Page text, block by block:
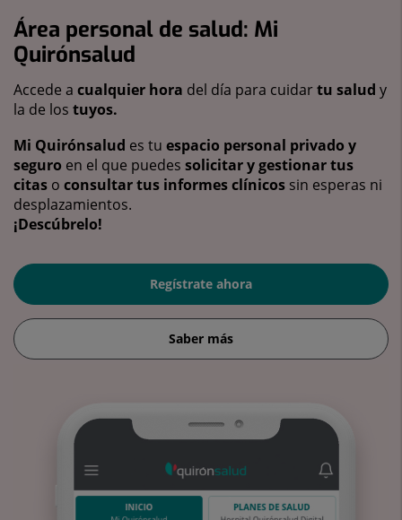
Área personal de salud: Mi
Quirónsalud
Accede a cualquier hora del día para cuidartu salud y
la de los tuyos.
Mi Quirónsalud es tu espacio personal privado y
seguro en el que puedes solicitar y gestionar tus
citas o consultar tus informes clínicos sin esperas ni
desplazamientos.
¡Descúbrelo!
Regístrate ahora
Saber más